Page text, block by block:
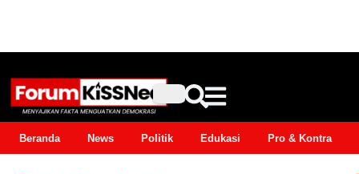
Beranda News Politik Edukasi Pro & Kontra